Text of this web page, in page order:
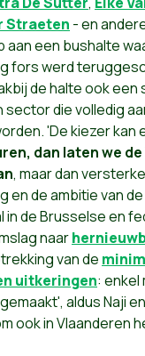
Straeten - en
aan een bushalte
fors werd
de halte ook een
die volledig
'De kiezer kan
dan laten we
, maar dan
en de ambitie van
in de Brusselse en
naar
van de
uitkeringen: enkel
aldus Naji
ook in Vlaanderen